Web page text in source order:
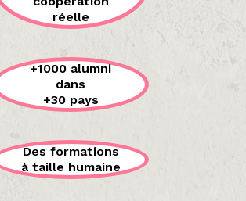
réelle
+1000 alumni
dans
+30 pays
Des formations
à taille humaine